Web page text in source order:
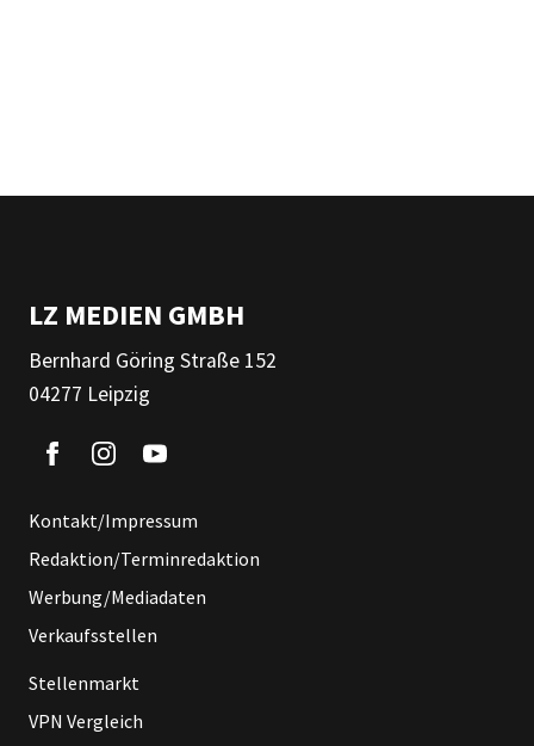
LZ MEDIEN GMBH
Bernhard Göring Straße 152
04277 Leipzig
Kontakt/Impressum
Redaktion/Terminredaktion
Werbung/Mediadaten
Verkaufsstellen
Stellenmarkt
VPN Vergleich